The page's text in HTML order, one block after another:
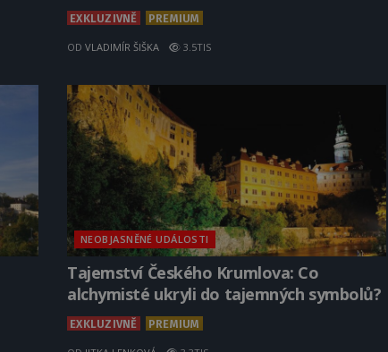
EXKLUZIVNĚ PREMIUM
OD VLADIMÍR ŠIŠKA 3.5TIS
NEOBJASNĚNÉ UDÁLOSTI
Tajemství Českého Krumlova: Co
alchymisté ukryli do tajemných symbolů?
EXKLUZIVNĚ PREMIUM